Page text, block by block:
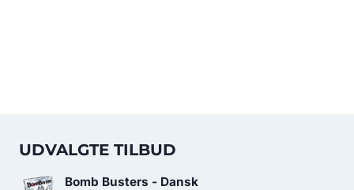
UDVALGTE TILBUD
Bomb Busters - Dansk